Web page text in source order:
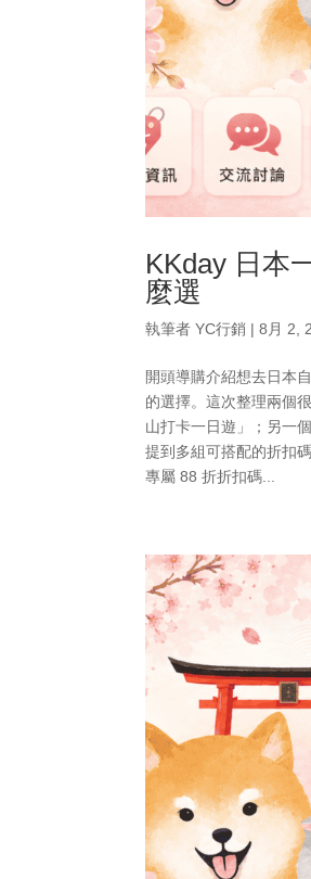
KKday 日本
麼選
執筆者YC行銷 |8月 2,
開頭導購介紹想去日本
的選擇。這次整理兩個
山打卡一日遊」；另一
提到多組可搭配的折扣
專屬 88 折折扣碼...